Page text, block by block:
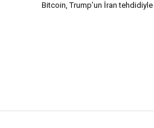
Bitcoin, Trump’un İran